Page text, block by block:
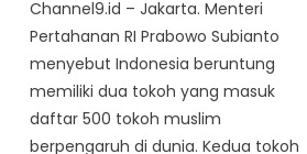
Channel9.id – Jakarta. Menteri
Pertahanan RI Prabowo Subianto
menyebut Indonesia beruntung
memiliki dua tokoh yang masuk
daftar 500 tokoh muslim
berpengaruh di dunia. Kedua tokoh